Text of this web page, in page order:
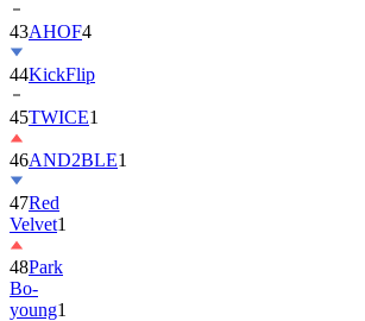
43AHOF4
44KickFlip
45TWICE1
46AND2BLE1
47Red
Velvet1
48Park
Bo-
young1